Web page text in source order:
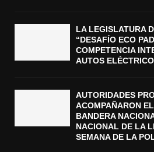
LA LEGISLATURA
“DESAFÍO ECO
COMPETENCIA
AUTOS
AUTORIDADES
ACOMPAÑARON
BANDERA
NACIONAL DE LA
SEMANA DE LA